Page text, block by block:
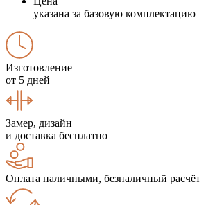
указана за базовую комплектацию
Изготовление
от 5 дней
Замер, дизайн
и доставка бесплатно
Оплата наличными, безналичный расчёт